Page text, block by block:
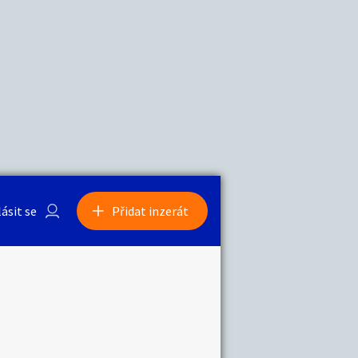
se Přidat inzerát
Sběratelství
0/1000